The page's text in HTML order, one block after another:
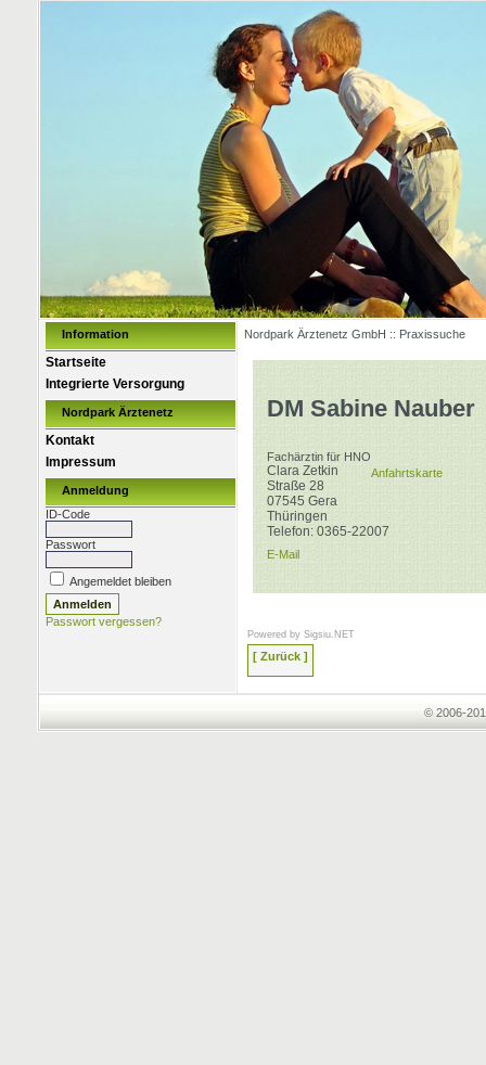
Information
Startseite
Integrierte Versorgung
Nordpark Ärztenetz
Kontakt
Impressum
Anmeldung
ID-Code
Passwort
Angemeldet bleiben
Passwort vergessen?
Nordpark Ärztenetz GmbH :: Praxissuche
DM Sabine Nauber
Anfahrtskarte
Fachärztin für HNO
Clara Zetkin
Straße 28
07545 Gera
Thüringen
Telefon: 0365-22007
E-Mail
Powered by Sigsiu.NET
[ Zurück ]
© 2006-